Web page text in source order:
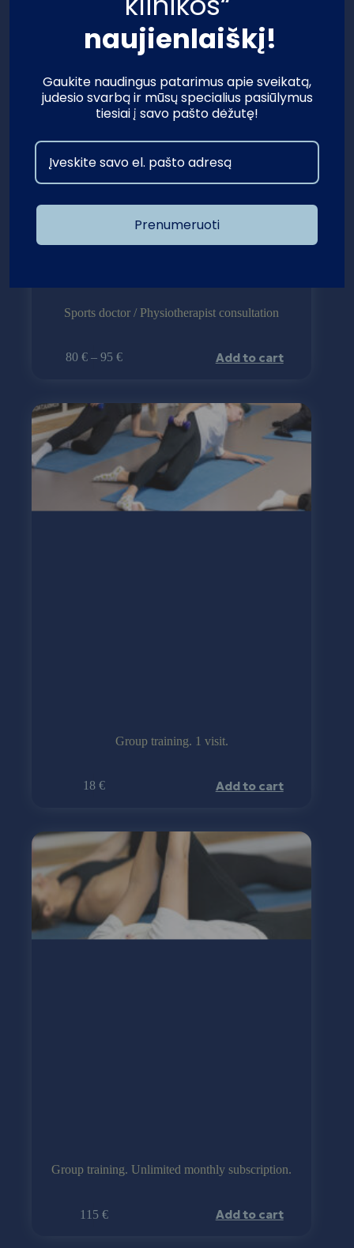
Sports doctor / Physiotherapist consultation
80 €– 95 € Add to cart
Group training. 1 visit.
18 € Add to cart
Group training. Unlimited monthly subscription.
115 € Add to cart
naujienlaiškį!
Gaukite naudingus patarimus apie sveikatą,
judesio svarbą ir mūsų specialius pasiūlymus
tiesiai į savo pašto dėžutę!
Prenumeruoti